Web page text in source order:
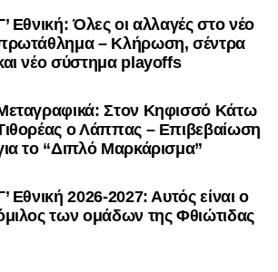
Εθνική: Όλες οι αλλαγές στο νέο
– Κλήρωση, σέντρα
νέο σύστημα playoffs
Στον Κηφισσό Κάτω
ο Λάππας – Επιβεβαίωση
το “Διπλό Μαρκάρισμα”
Εθνική 2026-2027: Αυτός είναι ο
των ομάδων της Φθιώτιδας